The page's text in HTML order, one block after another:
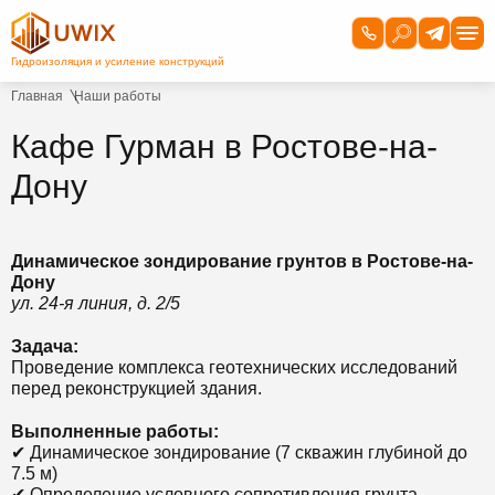
Главная Наши работы
Кафе Гурман в Ростове-на-
Дону
Динамическое зондирование грунтов в Ростове-на-
Дону
ул. 24-я линия, д. 2/5
Задача:
Проведение комплекса геотехнических исследований
перед реконструкцией здания.
Выполненные работы:
✔ Динамическое зондирование (7 скважин глубиной до
7.5 м)